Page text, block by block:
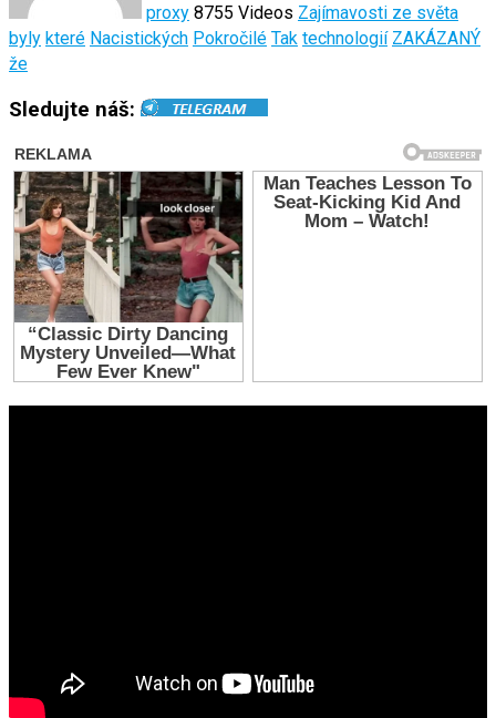
proxy 8755 Videos Zajímavosti ze světa
byly které Nacistických Pokročilé Tak technologií ZAKÁZANÝ
že
Sledujte náš: